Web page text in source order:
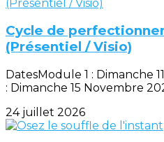
Cycle de
(Présentiel / Visio)
DatesModule 1 : Dimanche
: Dimanche 15 Novembre
24 juillet 2026